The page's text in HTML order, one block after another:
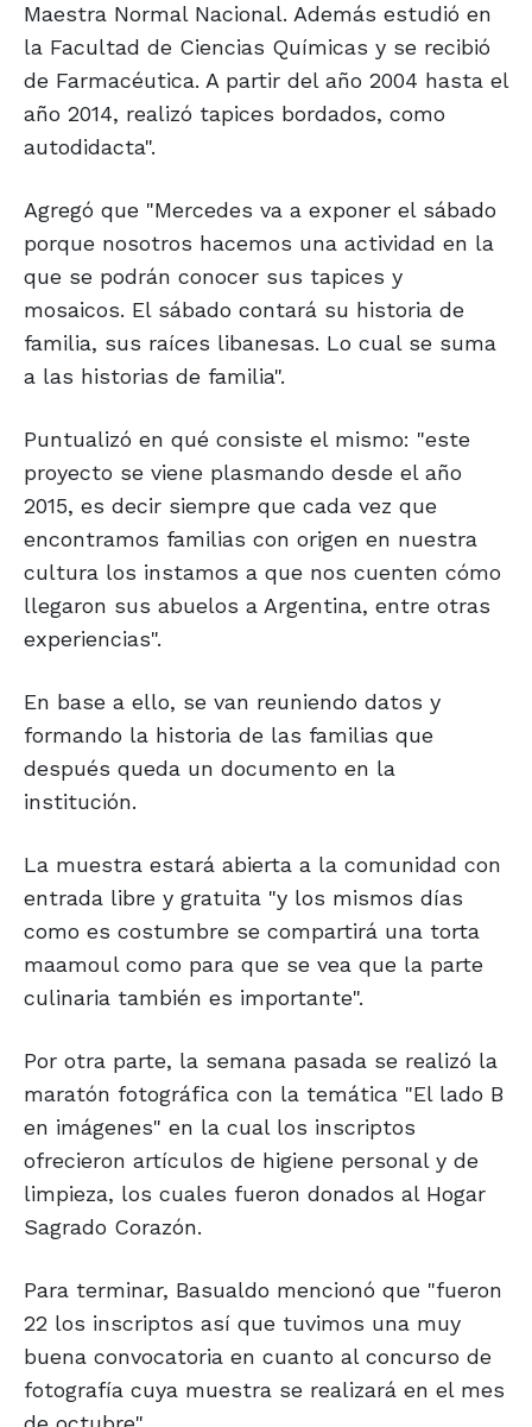
Maestra Normal Nacional. Además estudió en
la Facultad de Ciencias Químicas y se recibió
de Farmacéutica. A partir del año 2004 hasta el
año 2014, realizó tapices bordados, como
autodidacta".
Agregó que "Mercedes va a exponer el sábado
porque nosotros hacemos una actividad en la
que se podrán conocer sus tapices y
mosaicos. El sábado contará su historia de
familia, sus raíces libanesas. Lo cual se suma
a las historias de familia".
Puntualizó en qué consiste el mismo: "este
proyecto se viene plasmando desde el año
2015, es decir siempre que cada vez que
encontramos familias con origen en nuestra
cultura los instamos a que nos cuenten cómo
llegaron sus abuelos a Argentina, entre otras
experiencias".
En base a ello, se van reuniendo datos y
formando la historia de las familias que
después queda un documento en la
institución.
La muestra estará abierta a la comunidad con
entrada libre y gratuita "y los mismos días
como es costumbre se compartirá una torta
maamoul como para que se vea que la parte
culinaria también es importante".
Por otra parte, la semana pasada se realizó la
maratón fotográfica con la temática "El lado B
en imágenes" en la cual los inscriptos
ofrecieron artículos de higiene personal y de
limpieza, los cuales fueron donados al Hogar
Sagrado Corazón.
Para terminar, Basualdo mencionó que "fueron
22 los inscriptos así que tuvimos una muy
buena convocatoria en cuanto al concurso de
fotografía cuya muestra se realizará en el mes